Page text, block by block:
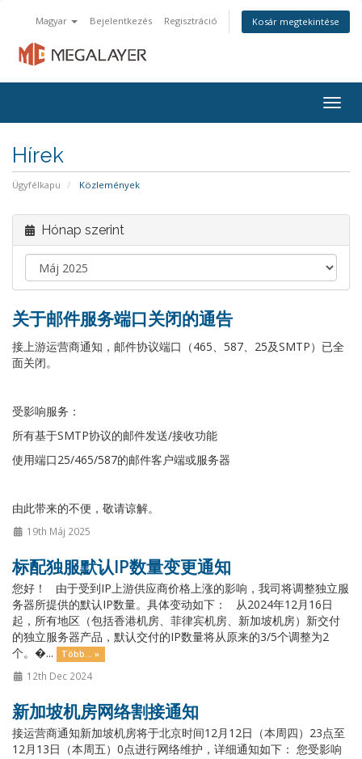
Magyar Bejelentkezés Regisztráció Kosár megtekintése
Hírek
Ügyfélkapu Közlemények
Hónap szerint
关于邮件服务端口关闭的通告
接上游运营商通知，邮件协议端口（465、587、25及SMTP）已全
面关闭。
受影响服务：
所有基于SMTP协议的邮件发送/接收功能
使用端口25/465/587的邮件客户端或服务器
由此带来的不便，敬请谅解。
19th Máj 2025
标配独服默认IP数量变更通知
您好！ 由于受到IP上游供应商价格上涨的影响，我司将调整独立服
务器所提供的默认IP数量。具体变动如下： 从2024年12月16日
起，所有地区（包括香港机房、菲律宾机房、新加坡机房）新交付
的独立服务器产品，默认交付的IP数量将从原来的3/5个调整为2
个。�...
Több... »
12th Dec 2024
新加坡机房网络割接通知
接运营商通知新加坡机房将于北京时间12月12日（本周四）23点至
12月13日（本周五）0点进行网络维护，详细通知如下： 您受影响